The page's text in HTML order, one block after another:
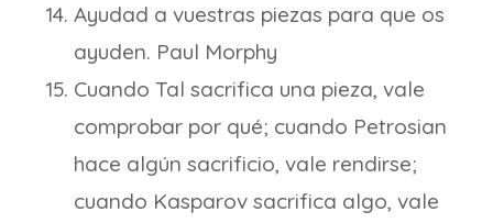
Ayudad a vuestras piezas para que os
ayuden. Paul Morphy
Cuando Tal sacrifica una pieza, vale
comprobar por qué; cuando Petrosian
hace algún sacrificio, vale rendirse;
cuando Kasparov sacrifica algo, vale